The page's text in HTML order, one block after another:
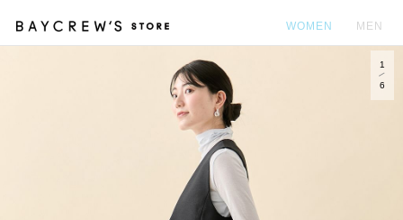
WOMEN MEN
1
6